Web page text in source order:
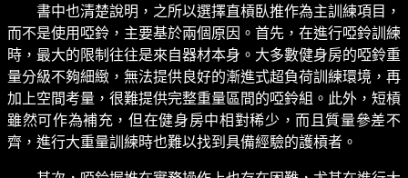
書中也清楚說明，之所以選擇直槓臥推作為主訓練項目，
而不是使用啞鈴，主要基於兩個原因。首先，在進行啞鈴訓練
時，最大的限制往往是來自器材本身。大多數健身房的啞鈴重
量分級不夠細緻，無法提供良好的漸進式超負荷訓練環境，再
加上空間考量，很難提供完整重量區間的啞鈴組。此外，短槓
雖然可作為補充，但在健身房中相對稀少，而且質量參差不
齊，進行大重量訓練時也難以找到具備經驗的護槓者。